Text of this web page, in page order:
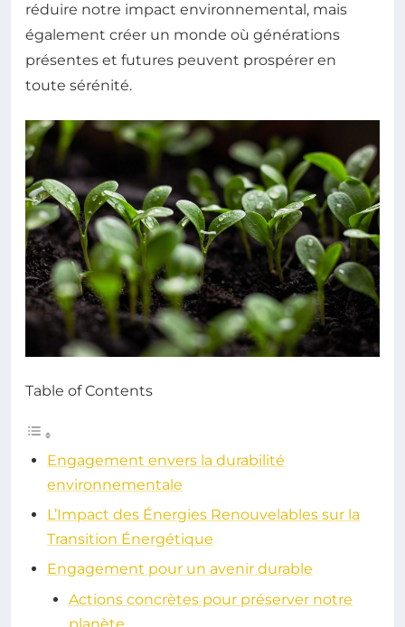
réduire notre impact environnemental, mais
également créer un monde où générations
présentes et futures peuvent prospérer en
toute sérénité.
Table of Contents
Engagement envers la durabilité
environnementale
L’Impact des Énergies Renouvelables sur la
Transition Énergétique
Engagement pour un avenir durable
Actions concrètes pour préserver notre